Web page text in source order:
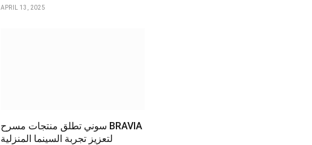
APRIL 13, 2025
سوني تطلق منتجات مسرح BRAVIA
لتعزيز تجربة السينما المنزلية